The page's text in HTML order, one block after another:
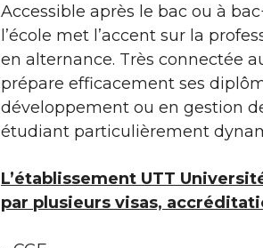
Accessible après le bac ou à
l’école met l’accent sur la
en alternance. Très connectée
prépare efficacement ses
développement ou en gestion
étudiant particulièrement
L’établissement UTT
par plusieurs visas,